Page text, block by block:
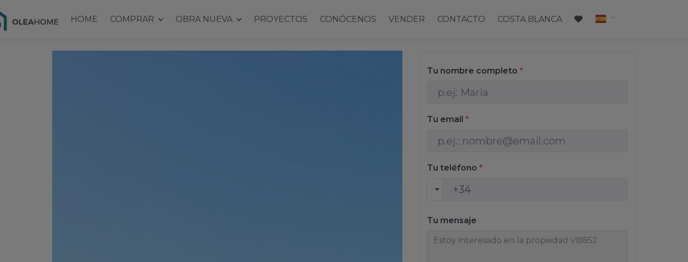
HOME COMPRAR OBRA NUEVA PROYECTOS CONÓCENOS VENDER CONTACTO COSTA BLANCA
Tu nombre completo *
Tu email *
Tu teléfono *
Tu mensaje